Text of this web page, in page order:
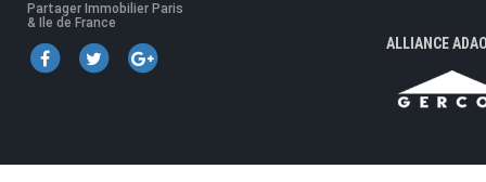
Partager Immobilier Paris
& Ile de France
ALLIANCE